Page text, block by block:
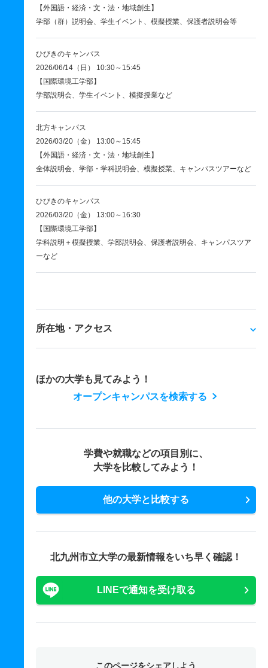
【外国語・経済・文・法・地域創生】
学部（群）説明会、学生イベント、模擬授業、保護者説明会等
ひびきのキャンパス
2026/06/14（日） 10:30～15:45
【国際環境工学部】
学部説明会、学生イベント、模擬授業など
北方キャンパス
2026/03/20（金） 13:00～15:45
【外国語・経済・文・法・地域創生】
全体説明会、学部・学科説明会、模擬授業、キャンパスツアーなど
ひびきのキャンパス
2026/03/20（金） 13:00～16:30
【国際環境工学部】
学科説明＋模擬授業、学部説明会、保護者説明会、キャンパスツア
ーなど
所在地・アクセス
ほかの大学も見てみよう！
オープンキャンパスを検索する
学費や就職などの項目別に、
大学を比較してみよう！
他の大学と比較する
北九州市立大学の最新情報をいち早く確認！
LINEで通知を受け取る
このページをシェアしよう